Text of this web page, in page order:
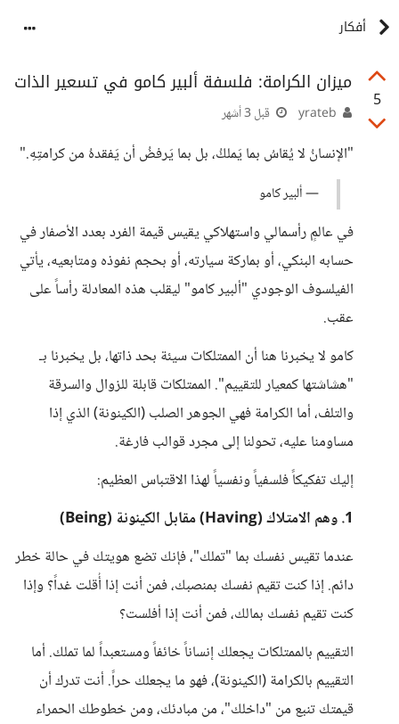
أفكار
5
ميزان الكرامة: فلسفة ألبير كامو في تسعير الذات
قبل 3 أشهر
"الإنسانُ لا يُقاسُ بما يَملكُ، بل بما يَرفضُ أن يَفقدهُ من كرامتِهِ."
— ألبير كامو
في عالمٍ رأسمالي واستهلاكي يقيس قيمة الفرد بعدد الأصفار في
حسابه البنكي، أو بماركة سيارته، أو بحجم نفوذه ومتابعيه، يأتي
الفيلسوف الوجودي "ألبير كامو" ليقلب هذه المعادلة رأساً على
عقب.
كامو لا يخبرنا هنا أن الممتلكات سيئة بحد ذاتها، بل يخبرنا بـ
"هشاشتها كمعيار للتقييم". الممتلكات قابلة للزوال والسرقة
والتلف، أما الكرامة فهي الجوهر الصلب (الكينونة) الذي إذا
مساومنا عليه، تحولنا إلى مجرد قوالب فارغة.
إليك تفكيكاً فلسفياً ونفسياً لهذا الاقتباس العظيم:
1. وهم الامتلاك (Having) مقابل الكينونة (Being)
عندما تقيس نفسك بما "تملك"، فإنك تضع هويتك في حالة خطر
دائم. إذا كنت تقيم نفسك بمنصبك، فمن أنت إذا أُقلت غداً؟ وإذا
كنت تقيم نفسك بمالك، فمن أنت إذا أفلست؟
التقييم بالممتلكات يجعلك إنساناً خائفاً ومستعبداً لما تملك. أما
التقييم بالكرامة (الكينونة)، فهو ما يجعلك حراً. أنت تدرك أن
قيمتك تنبع من "داخلك"، من مبادئك، ومن خطوطك الحمراء